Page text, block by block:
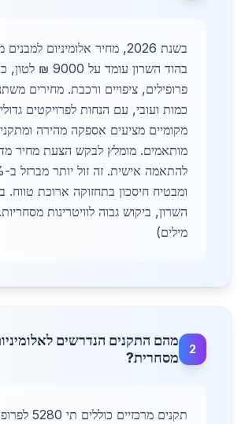
בשנת 2026, מחיר אלומיניום
בהוד השרון עומד על 9000 ₪
פרופילים, ציפויים ורכבת. מחירים
כמות ועובי, עם הנחות לפרויקטים
מקומיים מציעים אספקה מהירה ומתקני
מותאמים. מומלץ לבקש הצעת מחיר
ומבטיח חיסכון בתחזוקה ארוכת טווח.
מילים)
2
מהם התקנים הנדרשים
מסחרית?
תקנים מרכזיים